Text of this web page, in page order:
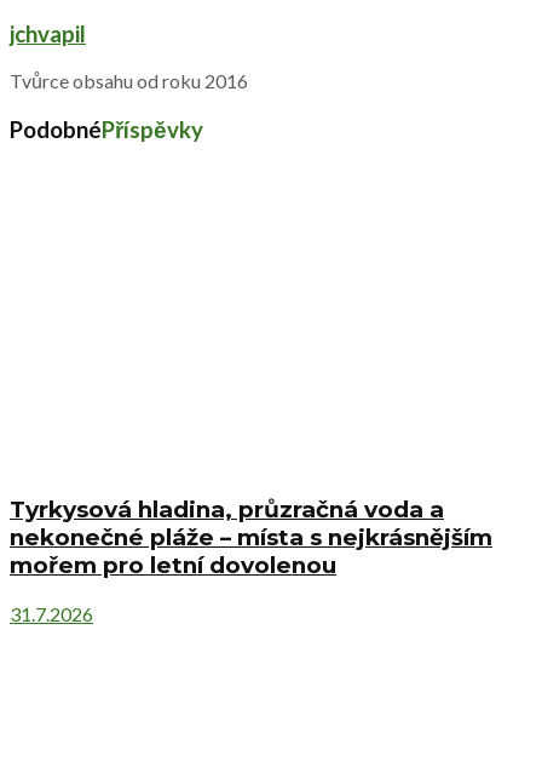
jchvapil
Tvůrce obsahu od roku 2016
PodobnéPříspěvky
Tyrkysová hladina, průzračná voda a
nekonečné pláže – místa s nejkrásnějším
mořem pro letní dovolenou
31.7.2026